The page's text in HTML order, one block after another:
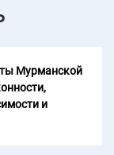
Мурманской
и